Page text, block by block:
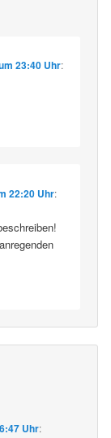
23:40 Uhr:
22:20 Uhr:
Uhr: